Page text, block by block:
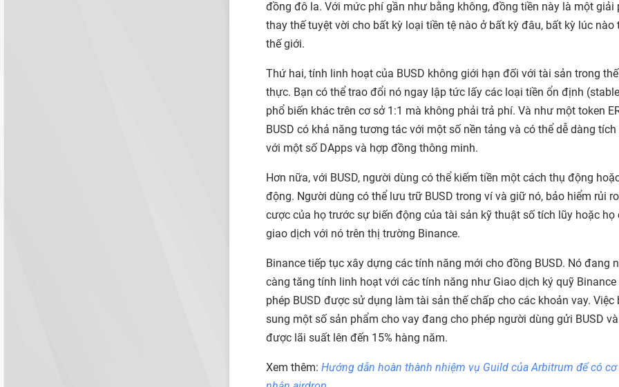
đồng đô la. Với mức phí gần như bằng không, đồng tiền này là một giải
thay thế tuyệt vời cho bất kỳ loại tiền tệ nào ở bất kỳ đâu, bất kỳ lúc nào
thế giới.
Thứ hai, tính linh hoạt của BUSD không giới hạn đối với tài sản trong
thực. Bạn có thể trao đổi nó ngay lập tức lấy các loại tiền ổn định
phổ biến khác trên cơ sở 1:1 mà không phải trả phí. Và như một token
BUSD có khả năng tương tác với một số nền tảng và có thể dễ dàng tích
với một số DApps và hợp đồng thông minh.
Hơn nữa, với BUSD, người dùng có thể kiếm tiền một cách thụ động
động. Người dùng có thể lưu trữ BUSD trong ví và giữ nó, bảo hiểm rủi
cược của họ trước sự biến động của tài sản kỹ thuật số tích lũy hoặc họ
giao dịch với nó trên thị trường Binance.
Binance tiếp tục xây dựng các tính năng mới cho đồng BUSD. Nó đang
càng tăng tính linh hoạt với các tính năng như Giao dịch ký quỹ Binance
phép BUSD được sử dụng làm tài sản thế chấp cho các khoản vay. Việc
sung một số sản phẩm cho vay đang cho phép người dùng gửi BUSD
được lãi suất lên đến 15% hàng năm.
Xem thêm: Hướng dẫn hoàn thành nhiệm vụ Guild của Arbitrum để có